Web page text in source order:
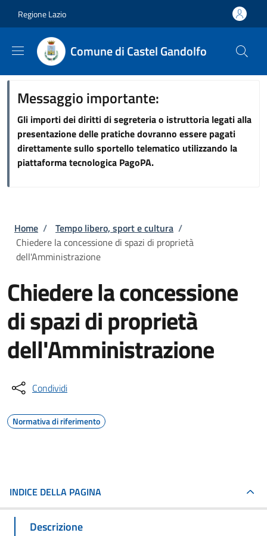
Regione Lazio
Comune di Castel Gandolfo
Messaggio importante:
Gli importi dei diritti di segreteria o istruttoria legati alla
presentazione delle pratiche dovranno essere pagati
direttamente sullo sportello telematico utilizzando la
piattaforma tecnologica PagoPA.
Briciole di pane
Home / Tempo libero, sport e cultura /
Chiedere la concessione di spazi di proprietà
dell'Amministrazione
Chiedere la concessione
di spazi di proprietà
dell'Amministrazione
Condividi
Normativa di riferimento
INDICE DELLA PAGINA
Descrizione